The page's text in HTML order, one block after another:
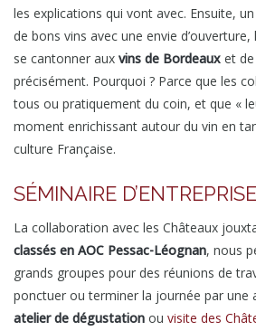
les explications qui vont avec. Ensuite,
de bons vins avec une envie d’ouverture,
se cantonner aux vins de Bordeaux et
précisément. Pourquoi ? Parce que les
tous ou pratiquement du coin, et que «
moment enrichissant autour du vin en
culture Française.
SÉMINAIRE
La collaboration avec les Châteaux
classés en AOC Pessac-Léognan, nous
grands groupes pour des réunions de
ponctuer ou terminer la journée par une
atelier de dégustation ou visite des